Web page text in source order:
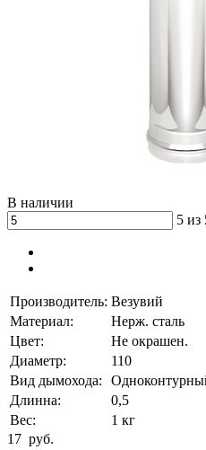
В наличии
5 из
Производитель: Везувий
Материал:
Нерж. сталь
Цвет:
Не окрашен.
Диаметр:
110
Вид дымохода:
Длинна:
0,5
Вес:
1 кг
17 руб.